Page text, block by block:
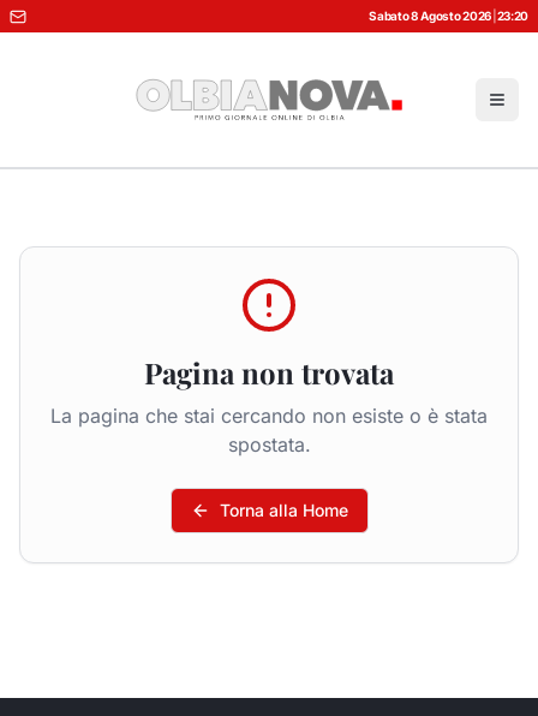
Sabato 8 Agosto 2026 23:20
Pagina non trovata
La pagina che stai cercando non esiste o è stata
spostata.
Torna alla Home